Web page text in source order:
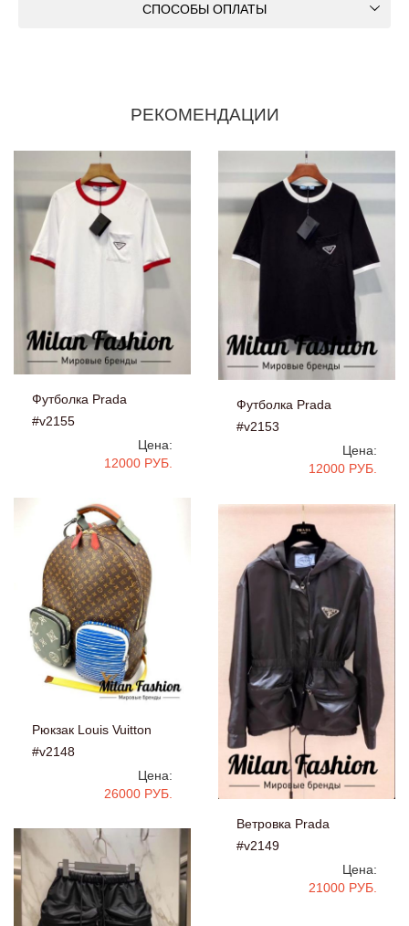
СПОСОБЫ ОПЛАТЫ
РЕКОМЕНДАЦИИ
Футболка Prada
#v2155
Цена:
12000 РУБ.
Футболка Prada
#v2153
Цена:
12000 РУБ.
Рюкзак Louis Vuitton
#v2148
Цена:
26000 РУБ.
Ветровка Prada
#v2149
Цена:
21000 РУБ.